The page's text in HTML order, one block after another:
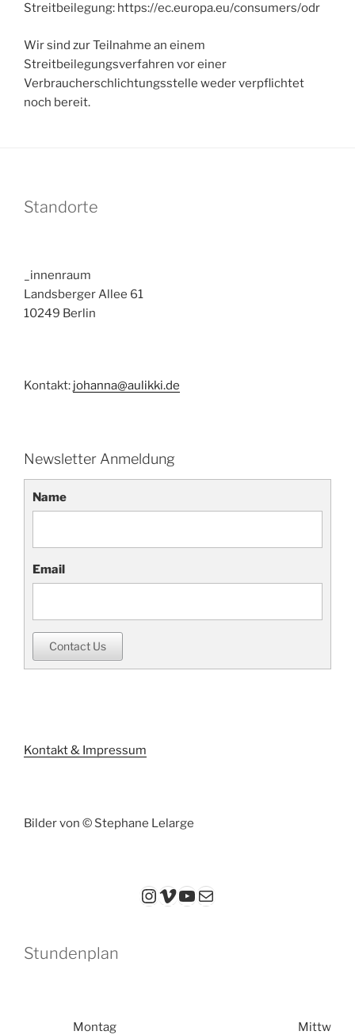
Streitbeilegung: https://ec.europa.eu/consumers/odr
Wir sind zur Teilnahme an einem
Streitbeilegungsverfahren vor einer
Verbraucherschlichtungsstelle weder verpflichtet
noch bereit.
Standorte
_innenraum
Landsberger Allee 61
10249 Berlin
Kontakt: johanna@aulikki.de
Newsletter Anmeldung
Name
Email
Contact Us
Kontakt & Impressum
Bilder von © Stephane Lelarge
Instagram
Vimeo
YouTube
E-Mail
Stundenplan
Montag Mittwoch